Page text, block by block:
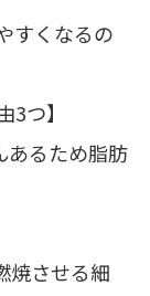
すくなるの
つ】
あるため脂肪
焼させる細